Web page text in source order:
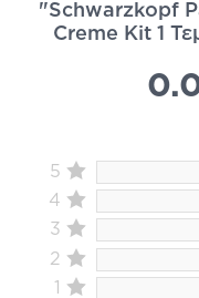
"Schwarzkopf
Creme Kit 1
5
4
3
2
1